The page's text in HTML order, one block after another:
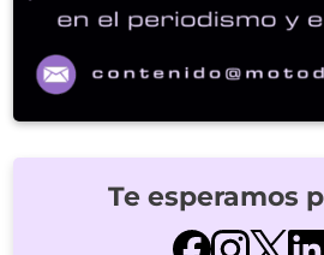
Te esperamos